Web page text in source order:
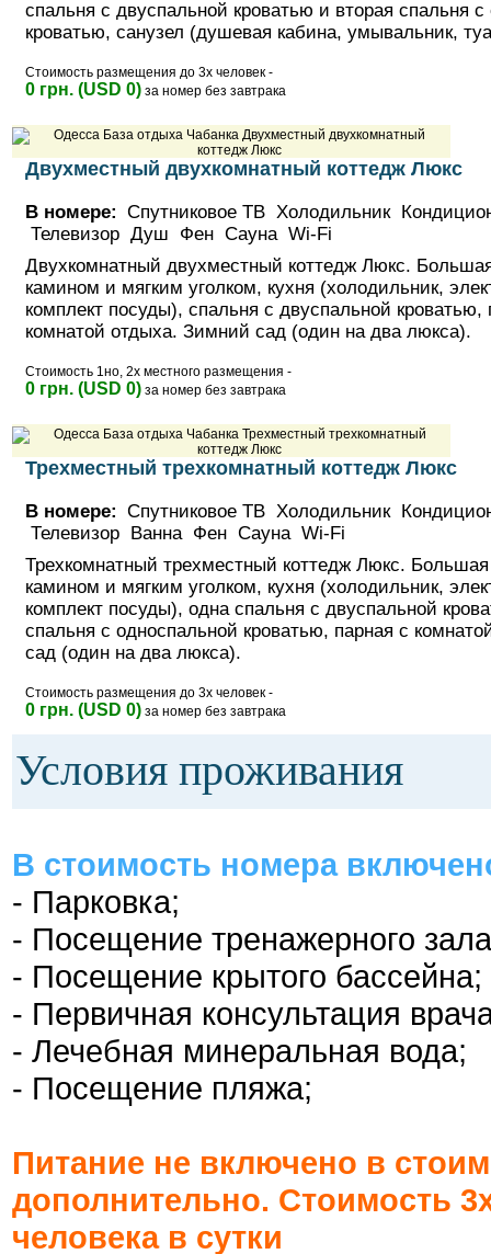
спальня с двуспальной кроватью и вторая спальня
кроватью, санузел (душевая кабина, умывальник,
Стоимость размещения до 3х человек -
0 грн. (USD 0) за номер без завтрака
Двухместный двухкомнатный коттедж Люкс
В номере: Спутниковое ТВ Холодильник
Телевизор Душ Фен Сауна Wi-Fi
Двухкомнатный двухместный коттедж Люкс.
камином и мягким уголком, кухня (холодильник,
комплект посуды), спальня с двуспальной кроватью,
комнатой отдыха. Зимний сад (один на два люкса).
Стоимость 1но, 2х местного размещения -
0 грн. (USD 0) за номер без завтрака
Трехместный трехкомнатный коттедж Люкс
В номере: Спутниковое ТВ Холодильник
Телевизор Ванна Фен Сауна Wi-Fi
Трехкомнатный трехместный коттедж Люкс. Большая
камином и мягким уголком, кухня (холодильник,
комплект посуды), одна спальня с двуспальной
спальня с односпальной кроватью, парная с
сад (один на два люкса).
Стоимость размещения до 3х человек -
0 грн. (USD 0) за номер без завтрака
Условия проживания
В стоимость номера
- Парковка;
- Посещение тренажерного
- Посещение крытого бассейна;
- Первичная консультация
- Лечебная минеральная вода;
- Посещение пляжа;
Питание не включено в
дополнительно. Стоимость
человека в сутки